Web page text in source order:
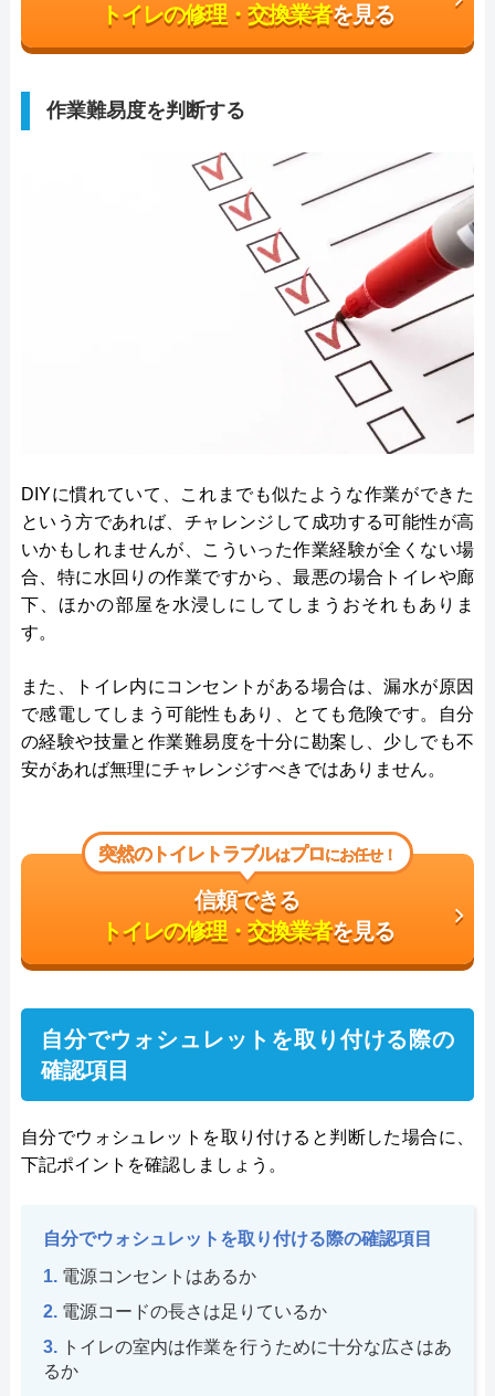
トイレの修理・交換業者を見る
作業難易度を判断する
DIYに慣れていて、これまでも似たような作業ができた
という方であれば、チャレンジして成功する可能性が高
いかもしれませんが、こういった作業経験が全くない場
合、特に水回りの作業ですから、最悪の場合トイレや廊
下、ほかの部屋を水浸しにしてしまうおそれもありま
す。
また、トイレ内にコンセントがある場合は、漏水が原因
で感電してしまう可能性もあり、とても危険です。自分
の経験や技量と作業難易度を十分に勘案し、少しでも不
安があれば無理にチャレンジすべきではありません。
突然のトイレトラブルはプロにお任せ！
信頼できる
トイレの修理・交換業者を見る
自分でウォシュレットを取り付ける際の
確認項目
自分でウォシュレットを取り付けると判断した場合に、
下記ポイントを確認しましょう。
自分でウォシュレットを取り付ける際の確認項目
電源コンセントはあるか
電源コードの長さは足りているか
トイレの室内は作業を行うために十分な広さはあ
るか